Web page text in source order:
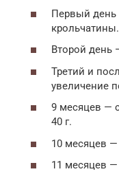
Первый
крольчатины.
Второй день
Третий и
увеличение
9 месяцев —
40 г.
10 месяцев —
11 месяцев —